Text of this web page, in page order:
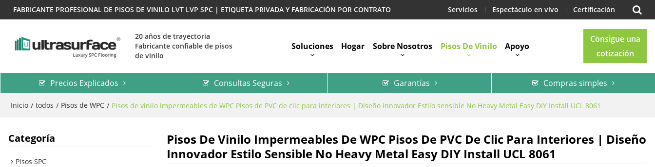
FABRICANTE PROFESIONAL DE PISOS DE VINILO LVT LVP SPC | ETIQUETA PRIVADA Y FABRICACIÓN POR CONTRATO Servicios Espectáculo en vivo Certificación
20 años de trayectoria
Fabricante confiable de pisos
de vinilo
Soluciones Hogar Sobre Nosotros Pisos De Vinilo Apoyo
Consigue una
cotización
Precios Explicados Consultas Seguras Garantías Compras simples
Inicio / todos / Pisos de WPC / Pisos de vinilo impermeables de WPC Pisos de PVC de clic para interiores | Diseño innovador Estilo sensible No Heavy Metal Easy DIY Install UCL 8061
Categoría
Pisos SPC
Pisos De Vinilo Impermeables De WPC Pisos De PVC De Clic Para Interiores | Diseño
Innovador Estilo Sensible No Heavy Metal Easy DIY Install UCL 8061